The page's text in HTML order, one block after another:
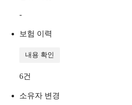
-
보험 이력
내용 확인
6건
소유자 변경